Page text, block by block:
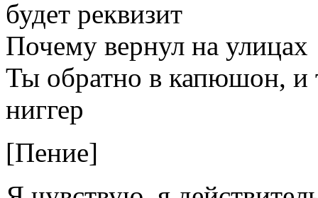
будет реквизит
Почему вернул на улицах
Ты обратно в капюшон, и
ниггер
[Пение]